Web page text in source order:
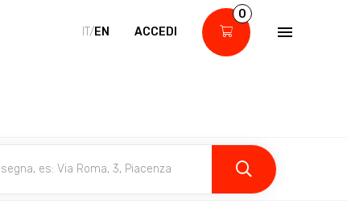
IT/EN ACCEDI
0